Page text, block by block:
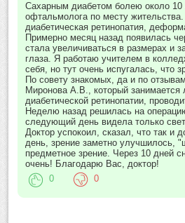
Сахарным диабетом болею около
офтальмолога по месту
диабетическая ретинопатия,
Примерно месяц назад появилась
стала увеличиваться в размерах и
глаза. Я работаю учителем в
себя, но тут очень испугалась, что
По совету знакомых, да и по
Миронова А.В., который занимается
диабетической ретинопатии,
Неделю назад решилась на
следующий день видела только
Доктор успокоил, сказал, что так и
день, зрение заметно улучшилось,
предметное зрение. Через 10 дней
очень! Благодарю Вас, доктор!
0 0